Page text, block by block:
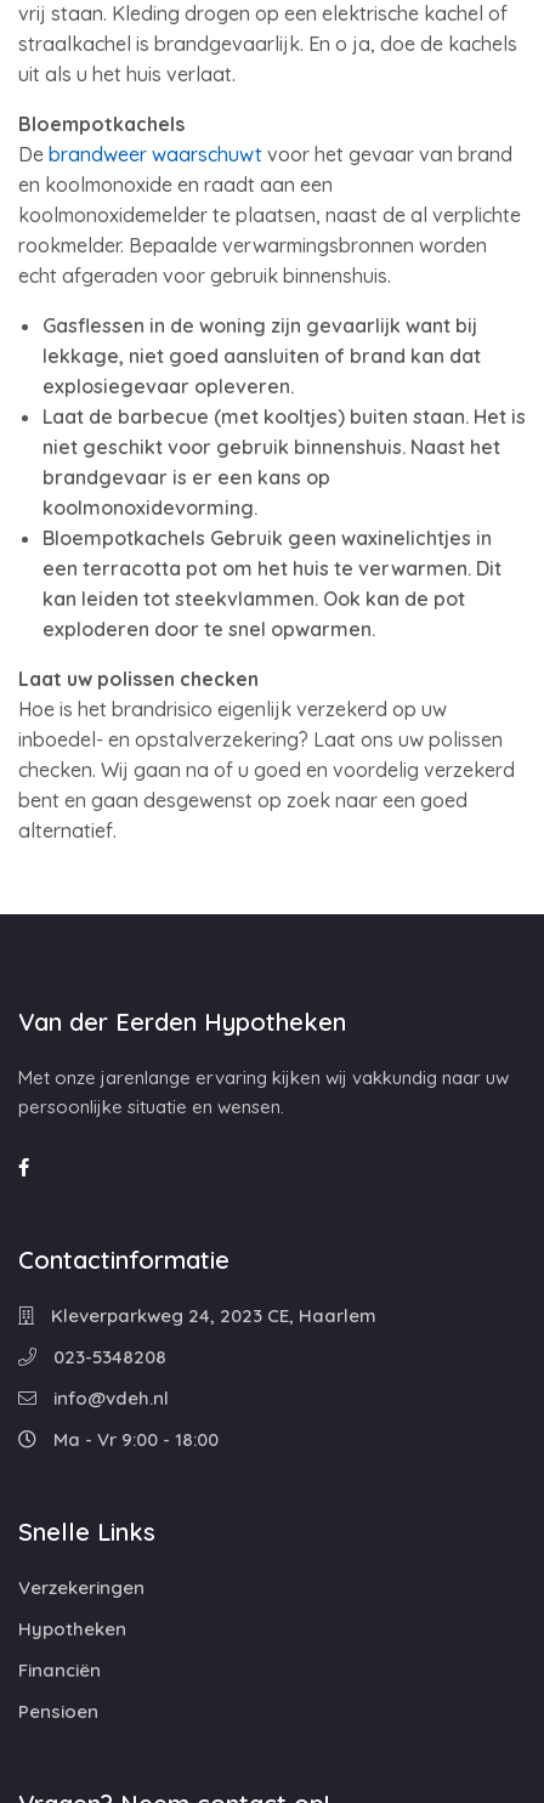
vrij staan. Kleding drogen op een elektrische kachel of
straalkachel is brandgevaarlijk. En o ja, doe de kachels
uit als u het huis verlaat.
Bloempotkachels
De brandweer waarschuwt voor het gevaar van brand
en koolmonoxide en raadt aan een
koolmonoxidemelder te plaatsen, naast de al verplichte
rookmelder. Bepaalde verwarmingsbronnen worden
echt afgeraden voor gebruik binnenshuis.
Gasflessen in de woning zijn gevaarlijk want bij
lekkage, niet goed aansluiten of brand kan dat
explosiegevaar opleveren.
Laat de barbecue (met kooltjes) buiten staan. Het is
niet geschikt voor gebruik binnenshuis. Naast het
brandgevaar is er een kans op
koolmonoxidevorming.
Bloempotkachels Gebruik geen waxinelichtjes in
een terracotta pot om het huis te verwarmen. Dit
kan leiden tot steekvlammen. Ook kan de pot
exploderen door te snel opwarmen.
Laat uw polissen checken
Hoe is het brandrisico eigenlijk verzekerd op uw
inboedel- en opstalverzekering? Laat ons uw polissen
checken. Wij gaan na of u goed en voordelig verzekerd
bent en gaan desgewenst op zoek naar een goed
alternatief.
Van der Eerden Hypotheken
Met onze jarenlange ervaring kijken wij vakkundig naar uw
persoonlijke situatie en wensen.
Contactinformatie
Kleverparkweg 24, 2023 CE, Haarlem
023-5348208
info@vdeh.nl
Ma - Vr 9:00 - 18:00
Snelle Links
Verzekeringen
Hypotheken
Financiën
Pensioen